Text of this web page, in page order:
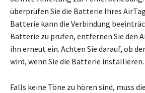
überprüfen Sie die Batterie Ihres
Batterie kann die Verbindung
Batterie zu prüfen, entfernen Sie den
ihn erneut ein. Achten Sie darauf, ob
wird, wenn Sie die Batterie installieren.
Falls keine Töne zu hören sind, muss